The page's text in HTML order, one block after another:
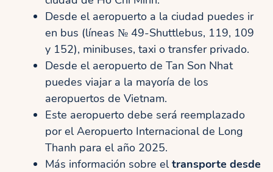
Desde el aeropuerto a la ciudad puedes ir
en bus (líneas № 49-Shuttlebus, 119, 109
y 152), minibuses, taxi o transfer privado.
Desde el aeropuerto de Tan Son Nhat
puedes viajar a la mayoría de los
aeropuertos de Vietnam.
Este aeropuerto debe será reemplazado
por el Aeropuerto Internacional de Long
Thanh para el año 2025.
Más información sobre eltransporte desde